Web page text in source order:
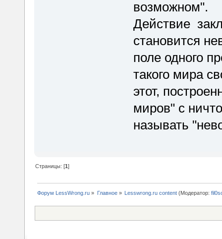
возможном".
Действие
становится
поле одного
такого мира
этот,
миров" с
называть
Страницы: [1]
Форум LessWrong.ru » Главное» Lesswrong.ru content(Модератор: